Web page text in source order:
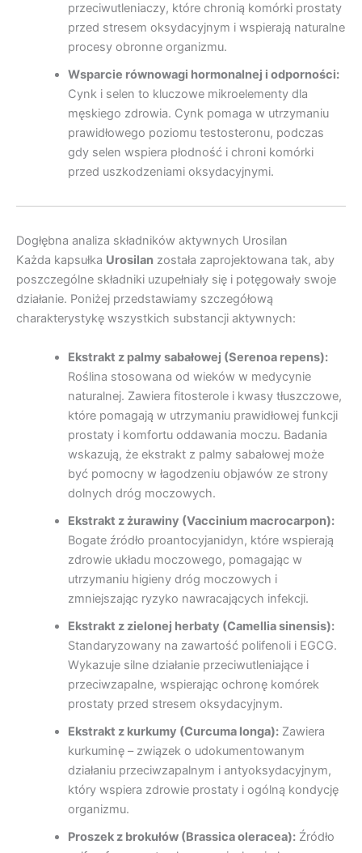
przeciwutleniaczy, które chronią komórki prostaty
przed stresem oksydacyjnym i wspierają naturalne
procesy obronne organizmu.
Wsparcie równowagi hormonalnej i odporności:
Cynk i selen to kluczowe mikroelementy dla
męskiego zdrowia. Cynk pomaga w utrzymaniu
prawidłowego poziomu testosteronu, podczas
gdy selen wspiera płodność i chroni komórki
przed uszkodzeniami oksydacyjnymi.
Dogłębna analiza składników aktywnych Urosilan
Każda kapsułka Urosilan została zaprojektowana tak, aby
poszczególne składniki uzupełniały się i potęgowały swoje
działanie. Poniżej przedstawiamy szczegółową
charakterystykę wszystkich substancji aktywnych:
Ekstrakt z palmy sabałowej (Serenoa repens):
Roślina stosowana od wieków w medycynie
naturalnej. Zawiera fitosterole i kwasy tłuszczowe,
które pomagają w utrzymaniu prawidłowej funkcji
prostaty i komfortu oddawania moczu. Badania
wskazują, że ekstrakt z palmy sabałowej może
być pomocny w łagodzeniu objawów ze strony
dolnych dróg moczowych.
Ekstrakt z żurawiny (Vaccinium macrocarpon):
Bogate źródło proantocyjanidyn, które wspierają
zdrowie układu moczowego, pomagając w
utrzymaniu higieny dróg moczowych i
zmniejszając ryzyko nawracających infekcji.
Ekstrakt z zielonej herbaty (Camellia sinensis):
Standaryzowany na zawartość polifenoli i EGCG.
Wykazuje silne działanie przeciwutleniające i
przeciwzapalne, wspierając ochronę komórek
prostaty przed stresem oksydacyjnym.
Ekstrakt z kurkumy (Curcuma longa):Zawiera
kurkuminę – związek o udokumentowanym
działaniu przeciwzapalnym i antyoksydacyjnym,
który wspiera zdrowie prostaty i ogólną kondycję
organizmu.
Proszek z brokułów (Brassica oleracea):Źródło